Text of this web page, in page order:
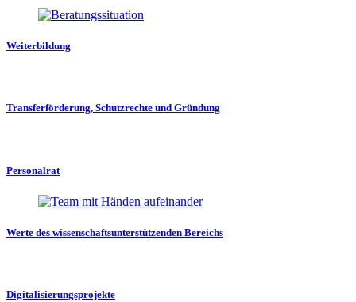
Weiterbildung
Transferförderung, Schutzrechte und Gründung
Personalrat
Werte des wissenschaftsunterstützenden Bereichs
Digitalisierungsprojekte